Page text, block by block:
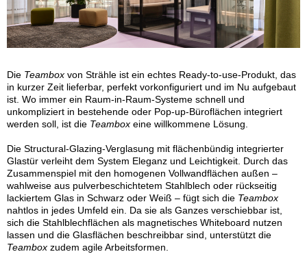
Die Teambox von Strähle ist ein echtes Ready-to-use-Produkt, das
in kurzer Zeit lieferbar, perfekt vorkonfiguriert und im Nu aufgebaut
ist. Wo immer ein Raum-in-Raum-Systeme schnell und
unkompliziert in bestehende oder Pop-up-Büroflächen integriert
werden soll, ist die Teambox eine willkommene Lösung.
Die Structural-Glazing-Verglasung mit flächenbündig integrierter
Glastür verleiht dem System Eleganz und Leichtigkeit. Durch das
Zusammenspiel mit den homogenen Vollwandflächen außen –
wahlweise aus pulverbeschichtetem Stahlblech oder rückseitig
lackiertem Glas in Schwarz oder Weiß – fügt sich die Teambox
nahtlos in jedes Umfeld ein. Da sie als Ganzes verschiebbar ist,
sich die Stahlblechflächen als magnetisches Whiteboard nutzen
lassen und die Glasflächen beschreibbar sind, unterstützt die
Teambox zudem agile Arbeitsformen.